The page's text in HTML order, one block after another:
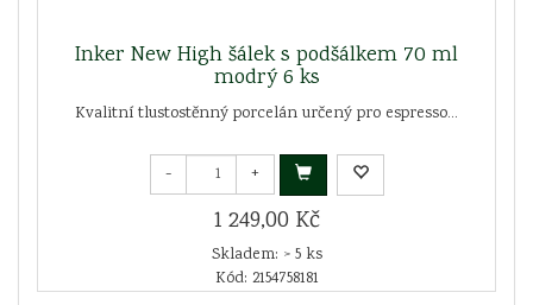
Inker New High šálek s podšálkem 70 ml
modrý 6 ks
Kvalitní tlustostěnný porcelán určený pro espresso...
- +
1 249,00 Kč
Skladem: > 5 ks
Kód: 2154758181